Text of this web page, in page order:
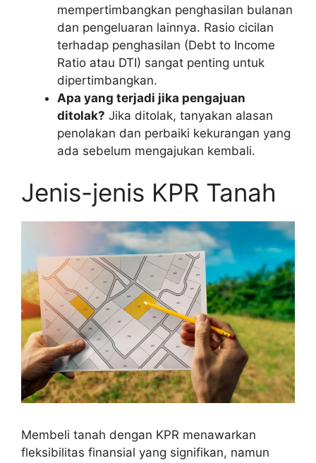
mempertimbangkan penghasilan bulanan
dan pengeluaran lainnya. Rasio cicilan
terhadap penghasilan (Debt to Income
Ratio atau DTI) sangat penting untuk
dipertimbangkan.
Apa yang terjadi jika pengajuan
ditolak? Jika ditolak, tanyakan alasan
penolakan dan perbaiki kekurangan yang
ada sebelum mengajukan kembali.
Jenis-jenis KPR Tanah
Membeli tanah dengan KPR menawarkan
fleksibilitas finansial yang signifikan, namun